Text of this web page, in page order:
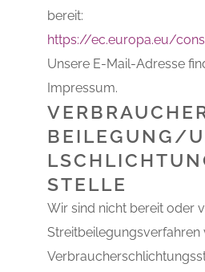
bereit:
https://ec.europa.eu/
Unsere E-Mail-Adresse
Impressum.
BEILEGUNG/
STELLE
Wir sind nicht bereit oder
Streitbeilegungsverfahren